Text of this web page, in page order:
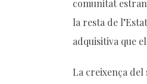
comunitat
la resta de
adquisitiva que
La creixença del